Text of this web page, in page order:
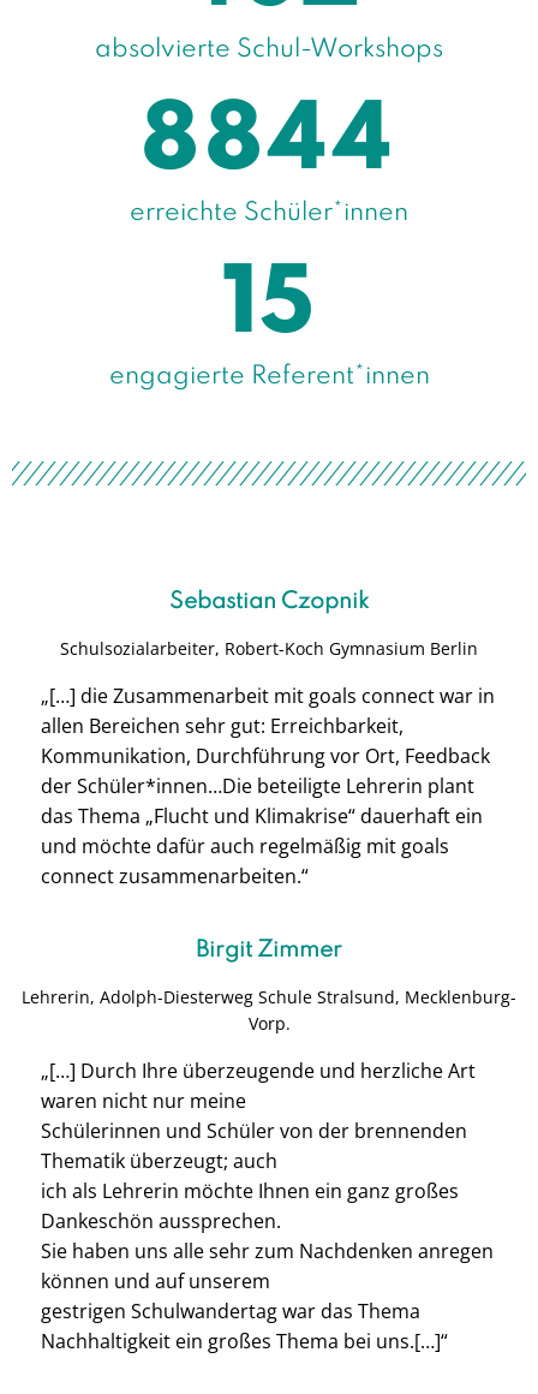
absolvierte Schul-Workshops
erreichte Schüler*innen
8844
engagierte Referent*innen
15
Sebastian Czopnik
Schulsozialarbeiter, Robert-Koch Gymnasium Berlin
„[…] die Zusammenarbeit mit goals connect war in
allen Bereichen sehr gut: Erreichbarkeit,
Kommunikation, Durchführung vor Ort, Feedback
der Schüler*innen…Die beteiligte Lehrerin plant
das Thema „Flucht und Klimakrise“ dauerhaft ein
und möchte dafür auch regelmäßig mit goals
connect zusammenarbeiten.“
Birgit Zimmer
Lehrerin, Adolph-Diesterweg Schule Stralsund, Mecklenburg-
Vorp.
„[…] Durch Ihre überzeugende und herzliche Art
waren nicht nur meine
Schülerinnen und Schüler von der brennenden
Thematik überzeugt; auch
ich als Lehrerin möchte Ihnen ein ganz großes
Dankeschön aussprechen.
Sie haben uns alle sehr zum Nachdenken anregen
können und auf unserem
gestrigen Schulwandertag war das Thema
Nachhaltigkeit ein großes Thema bei uns.[…]“